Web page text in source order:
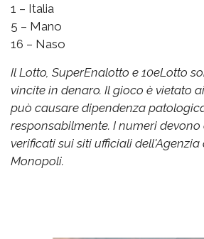
1 – Italia
5 – Mano
16 – Naso
Il Lotto, SuperEnalotto e 10eLotto
vincite in denaro. Il gioco è vietato
può causare dipendenza
responsabilmente. I numeri devono
verificati sui siti ufficiali
Monopoli.